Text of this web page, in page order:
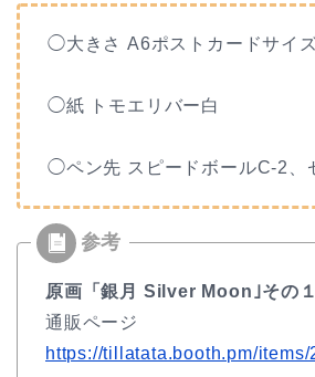
◯大きさ A6ポストカードサイ
◯紙 トモエリバー白
◯ペン先 スピードボールC-2、
原画「銀月 Silver Moon｣その１
通販ページ
https://tillatata.booth.pm/items/